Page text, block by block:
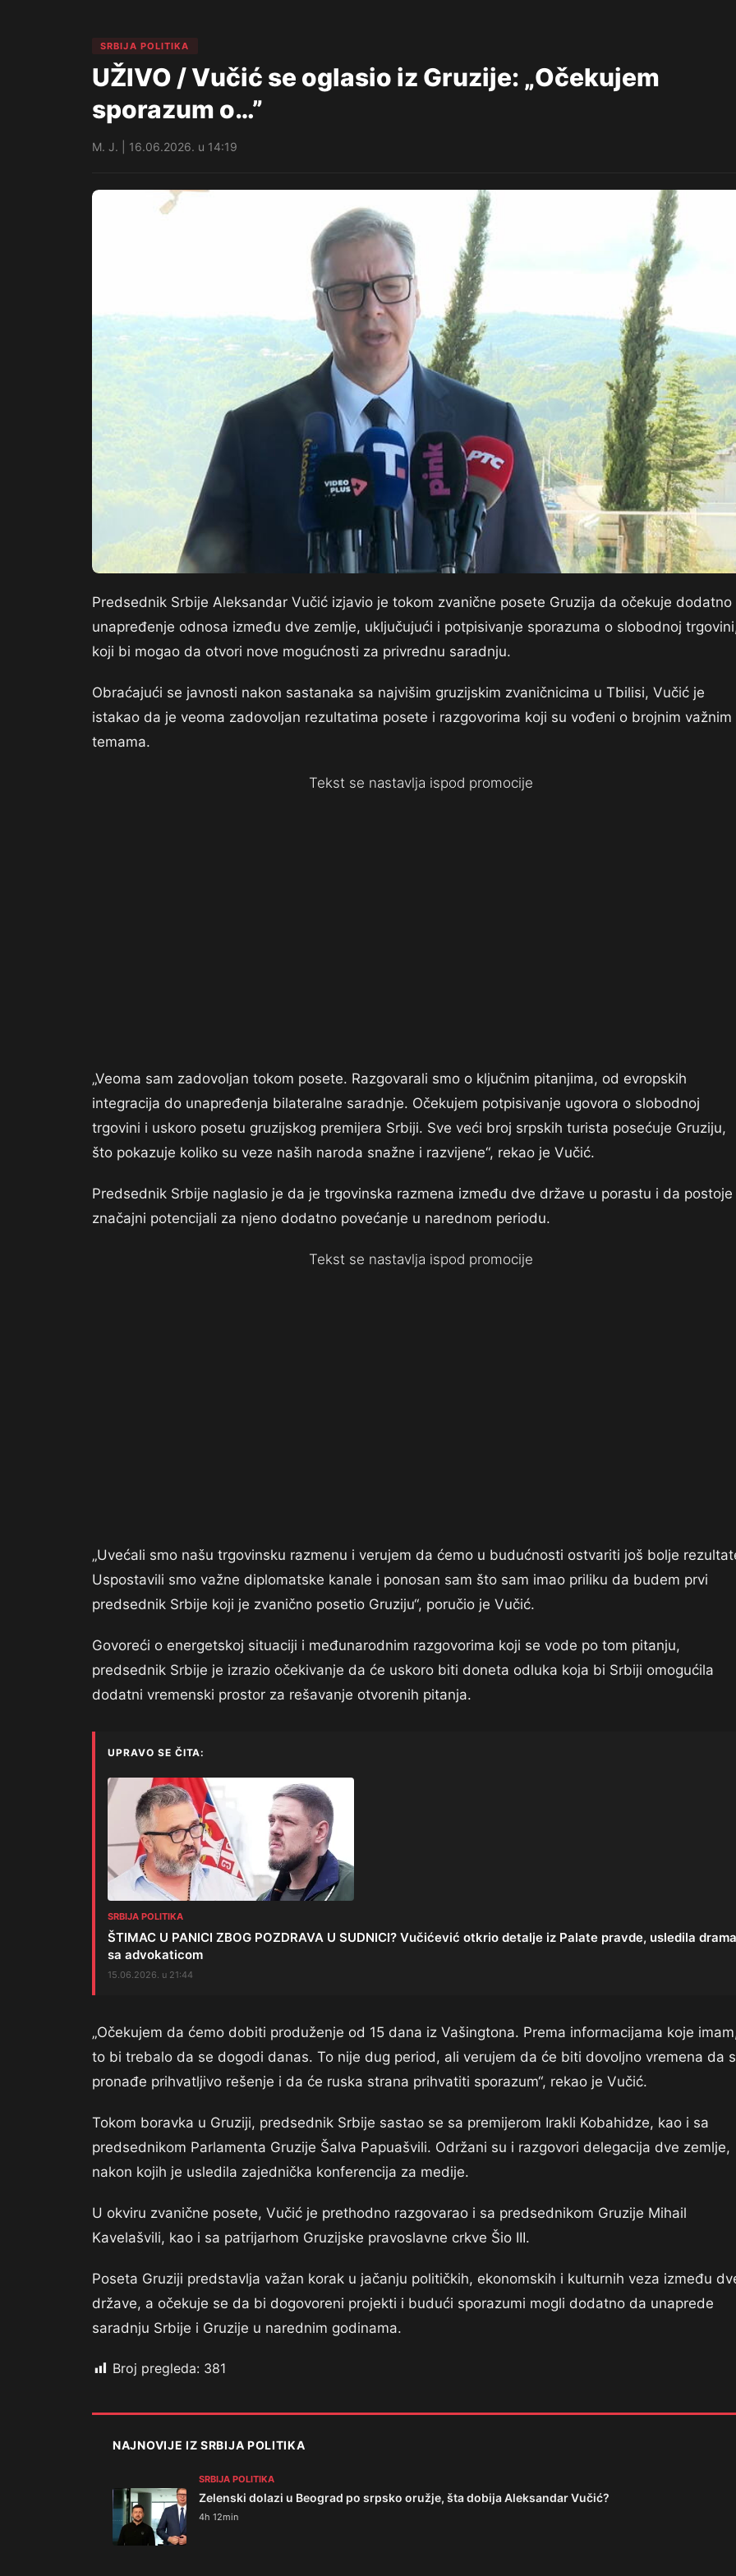
SRBIJA POLITIKA
UŽIVO / Vučić se oglasio iz Gruzije: „Očekujem
sporazum o…”
M. J. | 16.06.2026. u 14:19
Predsednik Srbije Aleksandar Vučić izjavio je tokom zvanične posete Gruzija da očekuje dodatno
unapređenje odnosa između dve zemlje, uključujući i potpisivanje sporazuma o slobodnoj
koji bi mogao da otvori nove mogućnosti za privrednu saradnju.
Obraćajući se javnosti nakon sastanaka sa najvišim gruzijskim zvaničnicima u Tbilisi, Vučić je
istakao da je veoma zadovoljan rezultatima posete i razgovorima koji su vođeni o brojnim važnim
temama.
Tekst se nastavlja ispod promocije
„Veoma sam zadovoljan tokom posete. Razgovarali smo o ključnim pitanjima, od evropskih
integracija do unapređenja bilateralne saradnje. Očekujem potpisivanje ugovora o slobodnoj
trgovini i uskoro posetu gruzijskog premijera Srbiji. Sve veći broj srpskih turista posećuje Gruziju,
što pokazuje koliko su veze naših naroda snažne i razvijene“, rekao je Vučić.
Predsednik Srbije naglasio je da je trgovinska razmena između dve države u porastu i da postoje
značajni potencijali za njeno dodatno povećanje u narednom periodu.
Tekst se nastavlja ispod promocije
„Uvećali smo našu trgovinsku razmenu i verujem da ćemo u budućnosti ostvariti još bolje
Uspostavili smo važne diplomatske kanale i ponosan sam što sam imao priliku da budem prvi
predsednik Srbije koji je zvanično posetio Gruziju“, poručio je Vučić.
Govoreći o energetskoj situaciji i međunarodnim razgovorima koji se vode po tom pitanju,
predsednik Srbije je izrazio očekivanje da će uskoro biti doneta odluka koja bi Srbiji omogućila
dodatni vremenski prostor za rešavanje otvorenih pitanja.
UPRAVO SE ČITA:
SRBIJA POLITIKA
ŠTIMAC U PANICI ZBOG POZDRAVA U SUDNICI? Vučićević otkrio detalje iz Palate pravde, usledila drama
sa advokaticom
15.06.2026. u 21:44
„Očekujem da ćemo dobiti produženje od 15 dana iz Vašingtona. Prema informacijama koje
to bi trebalo da se dogodi danas. To nije dug period, ali verujem da će biti dovoljno vremena da
pronađe prihvatljivo rešenje i da će ruska strana prihvatiti sporazum“, rekao je Vučić.
Tokom boravka u Gruziji, predsednik Srbije sastao se sa premijerom Irakli Kobahidze, kao i sa
predsednikom Parlamenta Gruzije Šalva Papuašvili. Održani su i razgovori delegacija dve zemlje,
nakon kojih je usledila zajednička konferencija za medije.
U okviru zvanične posete, Vučić je prethodno razgovarao i sa predsednikom Gruzije Mihail
Kavelašvili, kao i sa patrijarhom Gruzijske pravoslavne crkve Šio III.
Poseta Gruziji predstavlja važan korak u jačanju političkih, ekonomskih i kulturnih veza između
države, a očekuje se da bi dogovoreni projekti i budući sporazumi mogli dodatno da unaprede
saradnju Srbije i Gruzije u narednim godinama.
Broj pregleda: 381
NAJNOVIJE IZ SRBIJA POLITIKA
SRBIJA POLITIKA
Zelenski dolazi u Beograd po srpsko oružje, šta dobija Aleksandar Vučić?
4h 12min